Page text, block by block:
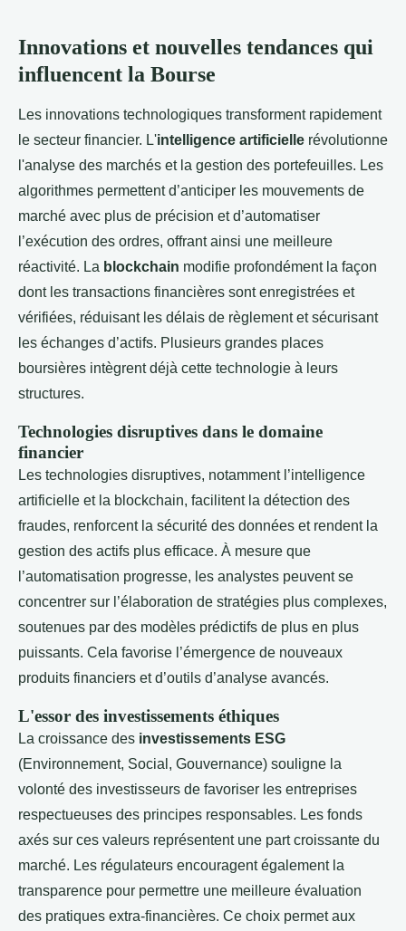
Innovations et nouvelles tendances qui
influencent la Bourse
Les innovations technologiques transforment rapidement
le secteur financier. L'intelligence artificielle révolutionne
l'analyse des marchés et la gestion des portefeuilles. Les
algorithmes permettent d’anticiper les mouvements de
marché avec plus de précision et d’automatiser
l’exécution des ordres, offrant ainsi une meilleure
réactivité. La blockchain modifie profondément la façon
dont les transactions financières sont enregistrées et
vérifiées, réduisant les délais de règlement et sécurisant
les échanges d’actifs. Plusieurs grandes places
boursières intègrent déjà cette technologie à leurs
structures.
Technologies disruptives dans le domaine
financier
Les technologies disruptives, notamment l’intelligence
artificielle et la blockchain, facilitent la détection des
fraudes, renforcent la sécurité des données et rendent la
gestion des actifs plus efficace. À mesure que
l’automatisation progresse, les analystes peuvent se
concentrer sur l’élaboration de stratégies plus complexes,
soutenues par des modèles prédictifs de plus en plus
puissants. Cela favorise l’émergence de nouveaux
produits financiers et d’outils d’analyse avancés.
L'essor des investissements éthiques
La croissance des investissements ESG
(Environnement, Social, Gouvernance) souligne la
volonté des investisseurs de favoriser les entreprises
respectueuses des principes responsables. Les fonds
axés sur ces valeurs représentent une part croissante du
marché. Les régulateurs encouragent également la
transparence pour permettre une meilleure évaluation
des pratiques extra-financières. Ce choix permet aux